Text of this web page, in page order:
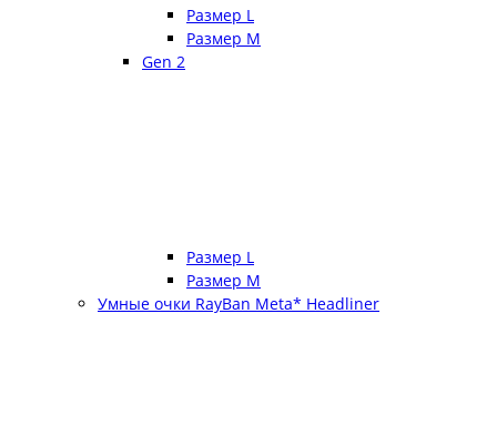
Размер L
Размер М
Gen 2
Размер L
Размер М
Умные очки RayBan Meta* Headliner